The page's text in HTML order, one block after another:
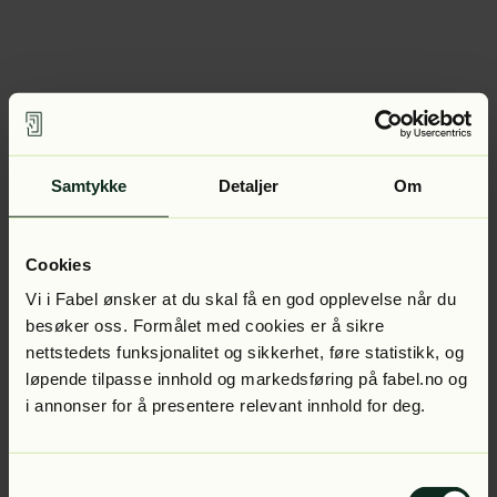
Samtykke Detaljer Om
Cookies
Vi i Fabel ønsker at du skal få en god opplevelse når du
besøker oss. Formålet med cookies er å sikre
nettstedets funksjonalitet og sikkerhet, føre statistikk, og
løpende tilpasse innhold og markedsføring på fabel.no og
i annonser for å presentere relevant innhold for deg.